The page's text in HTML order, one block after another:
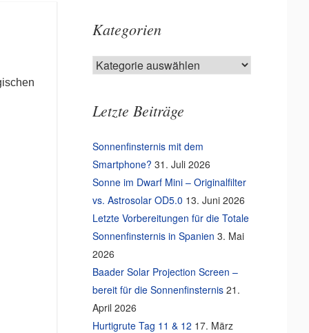
Kategorien
Kategorien
Letzte Beiträge
Sonnenfinsternis mit dem
Smartphone? 31. Juli 2026
Sonne im Dwarf Mini – Originalfilter
vs. Astrosolar OD5.0 13. Juni 2026
Letzte Vorbereitungen für die Totale
Sonnenfinsternis in Spanien 3. Mai
2026
Baader Solar Projection Screen –
bereit für die Sonnenfinsternis 21.
April 2026
Hurtigrute Tag 11 & 12 17. März